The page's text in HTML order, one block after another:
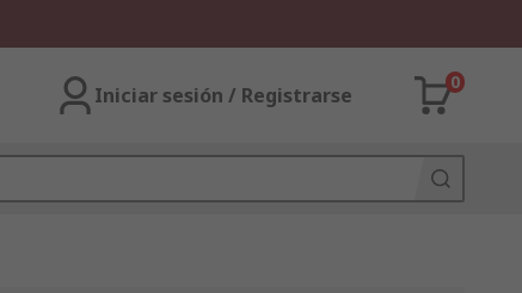
Iniciar sesión / Registrarse
0